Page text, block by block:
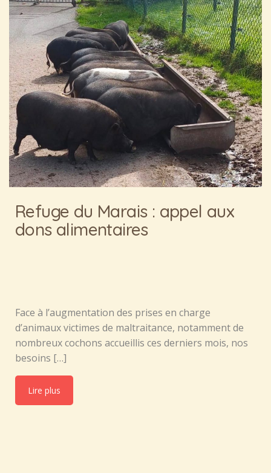
Refuge du Marais : appel aux
dons alimentaires
Face à l’augmentation des prises en charge
d’animaux victimes de maltraitance, notamment de
nombreux cochons accueillis ces derniers mois, nos
besoins […]
Lire plus